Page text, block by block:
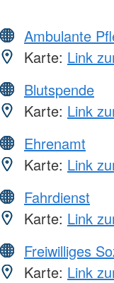
Ambulante
Karte: Link
Blutspende
Karte: Link
Ehrenamt
Karte: Link
Fahrdienst
Karte: Link
Freiwilliges
Karte: Link